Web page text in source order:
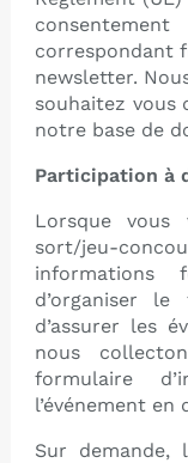
correspondant
newsletter.
souhaitez vous
notre base de
Participation à
Lorsque
sort/jeu-
d’organiser
d’assurer les
nous
formulaire
l’événement en
Sur demande,